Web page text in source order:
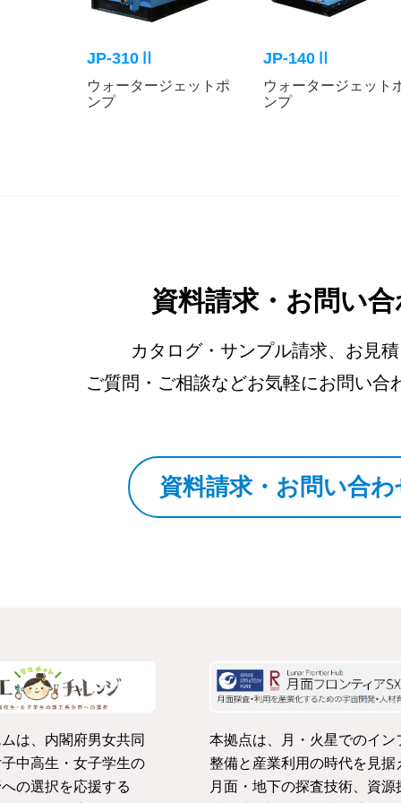
JP-310Ⅱ
ウォータージェットポ
ンプ
JP-140Ⅱ
ウォータージェット
ンプ
資料請求・お問い
カタログ・サンプル請求、お見
ご質問・ご相談などお気軽にお問い合
資料請求・お問い合わ
は、内閣府男女共同
中高生・女子学生の
の選択を応援する
本拠点は、月・火星でのイン
整備と産業利用の時代を見据
月面・地下の探査技術、資源